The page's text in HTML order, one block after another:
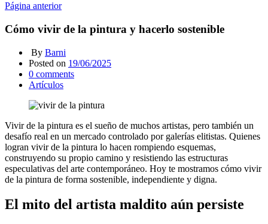
Página anterior
Cómo vivir de la pintura y hacerlo sostenible
By Barni
Posted on 19/06/2025
0 comments
Artículos
Vivir de la pintura es el sueño de muchos artistas, pero también un
desafío real en un mercado controlado por galerías elitistas. Quienes
logran vivir de la pintura lo hacen rompiendo esquemas,
construyendo su propio camino y resistiendo las estructuras
especulativas del arte contemporáneo. Hoy te mostramos cómo vivir
de la pintura de forma sostenible, independiente y digna.
El mito del artista maldito aún persiste